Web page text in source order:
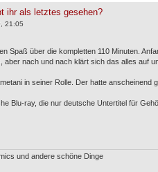
ihr als letztes gesehen?
21:05
Spaß über die kompletten 110 Minuten.
aber nach und nach klärt sich das alles auf
in seiner Rolle. Der hatte anscheinend
Blu-ray, die nur deutsche Untertitel für
und andere schöne Dinge